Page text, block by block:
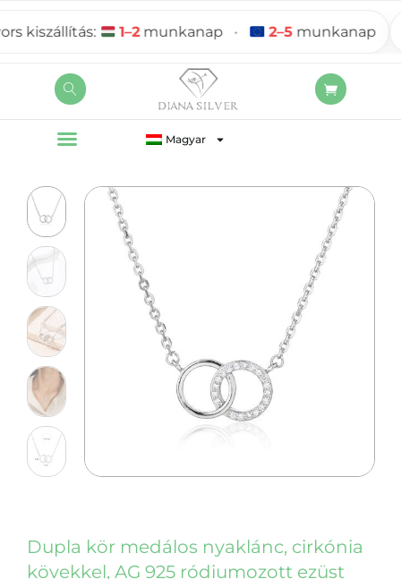
Magyar
1–2munkanap • 2–5munkanap
Dupla kör medálos nyaklánc, cirkónia
kövekkel, AG 925 ródiumozott ezüst